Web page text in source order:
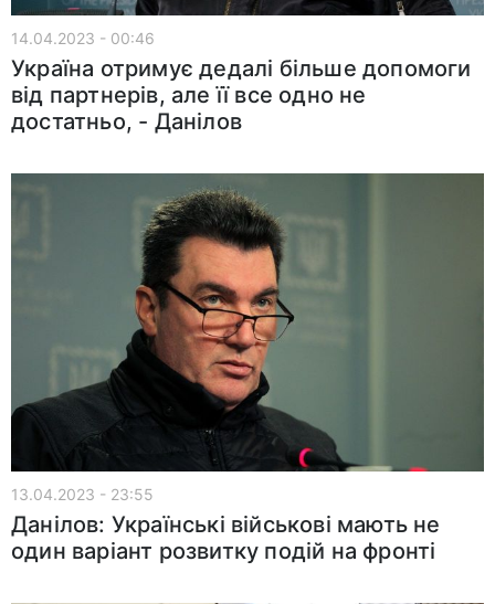
14.04.2023 - 00:46
Україна отримує дедалі більше допомоги
від партнерів, але її все одно не
достатньо, - Данілов
13.04.2023 - 23:55
Данілов: Українські військові мають не
один варіант розвитку подій на фронті